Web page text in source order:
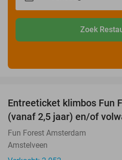
Zoek
Entreeticket klimbos Fun
(vanaf 2,5 jaar) en/of
Fun Forest Amsterdam
Amstelveen